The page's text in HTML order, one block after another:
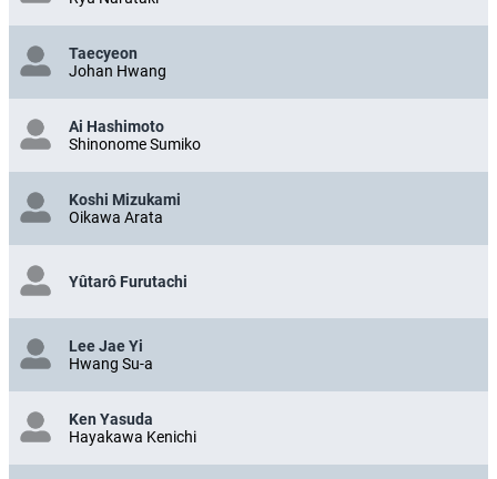
Taecyeon
Johan Hwang
Ai Hashimoto
Shinonome Sumiko
Koshi Mizukami
Oikawa Arata
Yûtarô Furutachi
Lee Jae Yi
Hwang Su-a
Ken Yasuda
Hayakawa Kenichi